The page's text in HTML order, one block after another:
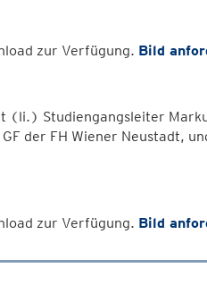
zur Verfügung. Bild
(li.) Studiengangsleiter
der FH Wiener Neustadt,
zur Verfügung. Bild